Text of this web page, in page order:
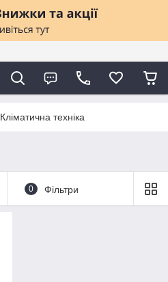
Кліматична техніка
0 Фільтри